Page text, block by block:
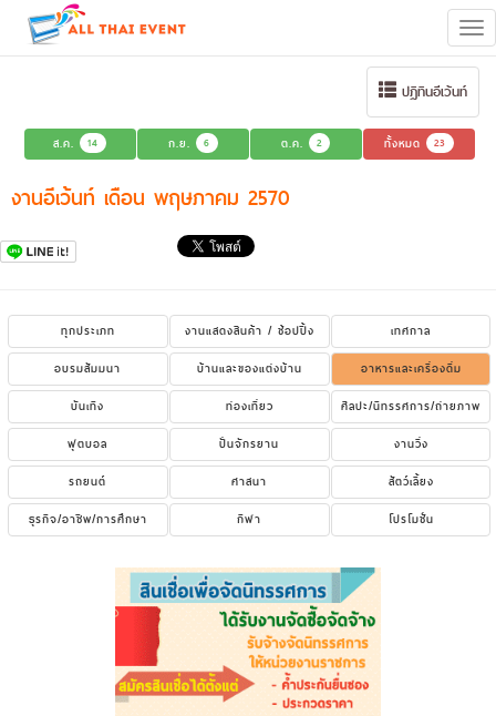
ปฏิทินอีเว้นท์
ส.ค. 14 ก.ย. 6 ต.ค. 2 ทั้งหมด 23
งานอีเว้นท์ เดือน พฤษภาคม 2570
ทุกประเภท งานแสดงสินค้า / ช้อปปิ้ง
เทศกาล
อบรมสัมมนา
บ้านและของแต่งบ้าน
อาหารและเครื่องดื่ม
บันเทิง
ท่องเที่ยว
ศิลปะ/นิทรรศการ/ถ่ายภาพ
ฟุตบอล
ปั่นจักรยาน
งานวิ่ง
รถยนต์
ศาสนา
สัตว์เลี้ยง
ธุรกิจ/อาชีพ/การศึกษา
กีฬา โปรโมชั่น